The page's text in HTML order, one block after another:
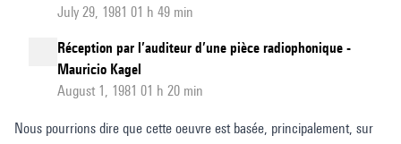
July 29, 1981 01 h 49 min
Réception par l’auditeur d’une pièce radiophonique -
Mauricio Kagel
August 1, 1981 01 h 20 min
Nous pourrions dire que cette oeuvre est basée, principalement, sur